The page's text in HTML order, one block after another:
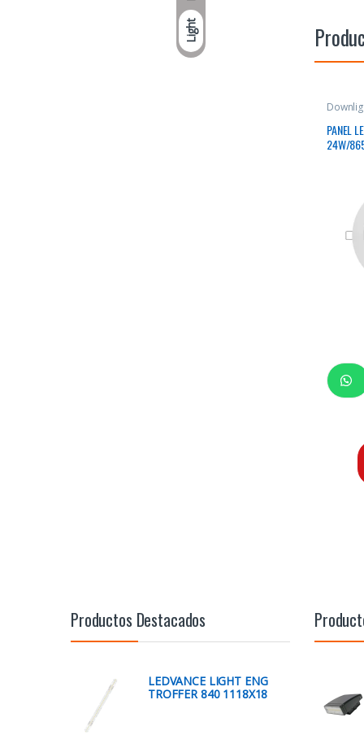
Light
PANEL
24W/
Productos Destacados
LEDVANCE LIGHT ENG
TROFFER 840 1118X18